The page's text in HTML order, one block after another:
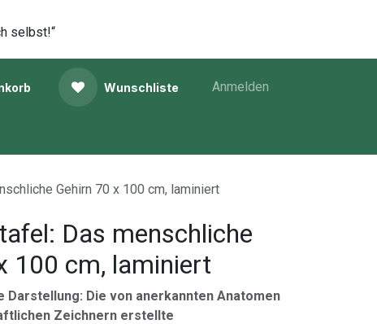
selbst!“
Wunschliste Anmelden
Gehirn 70 x 100 cm, laminiert
Das menschliche
100 cm, laminiert
Darstellung: Die von anerkannten Anatomen
Zeichnern erstellte